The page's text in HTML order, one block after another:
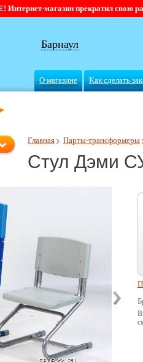
магазин прекратил свою
Барнаул
О магазине Как сделать
Главная Парты-трансформеры
Стул Дэми